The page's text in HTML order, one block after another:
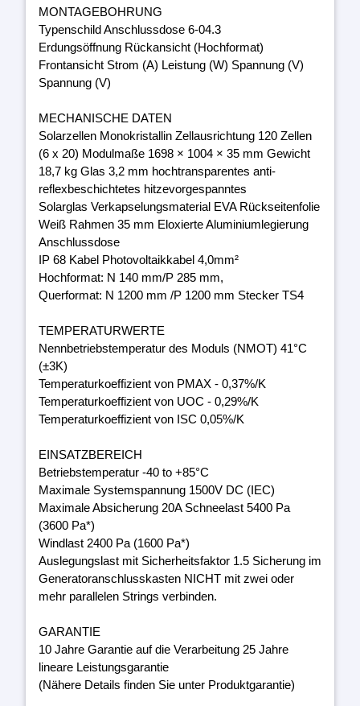
MONTAGEBOHRUNG
Typenschild Anschlussdose 6-04.3
Erdungsöffnung Rückansicht (Hochformat)
Frontansicht Strom (A) Leistung (W) Spannung (V)
Spannung (V)
MECHANISCHE DATEN
Solarzellen Monokristallin Zellausrichtung 120 Zellen
(6 x 20) Modulmaße 1698 × 1004 × 35 mm Gewicht
18,7 kg Glas 3,2 mm hochtransparentes anti-
reflexbeschichtetes hitzevorgespanntes
Solarglas Verkapselungsmaterial EVA Rückseitenfolie
Weiß Rahmen 35 mm Eloxierte Aluminiumlegierung
Anschlussdose
IP 68 Kabel Photovoltaikkabel 4,0mm²
Hochformat: N 140 mm/P 285 mm,
Querformat: N 1200 mm /P 1200 mm Stecker TS4
TEMPERATURWERTE
Nennbetriebstemperatur des Moduls (NMOT) 41°C
(±3K)
Temperaturkoeffizient von PMAX - 0,37%/K
Temperaturkoeffizient von UOC - 0,29%/K
Temperaturkoeffizient von ISC 0,05%/K
EINSATZBEREICH
Betriebstemperatur -40 to +85°C
Maximale Systemspannung 1500V DC (IEC)
Maximale Absicherung 20A Schneelast 5400 Pa
(3600 Pa*)
Windlast 2400 Pa (1600 Pa*)
Auslegungslast mit Sicherheitsfaktor 1.5 Sicherung im
Generatoranschlusskasten NICHT mit zwei oder
mehr parallelen Strings verbinden.
GARANTIE
10 Jahre Garantie auf die Verarbeitung 25 Jahre
lineare Leistungsgarantie
(Nähere Details finden Sie unter Produktgarantie)